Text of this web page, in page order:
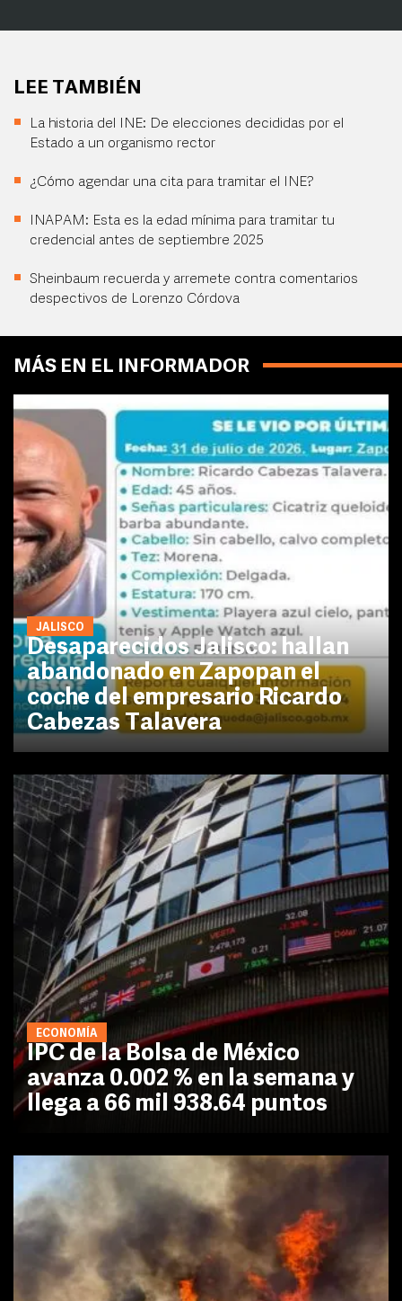
LEE TAMBIÉN
La historia del INE: De elecciones decididas por el
Estado a un organismo rector
¿Cómo agendar una cita para tramitar el INE?
INAPAM: Esta es la edad mínima para tramitar tu
credencial antes de septiembre 2025
Sheinbaum recuerda y arremete contra comentarios
despectivos de Lorenzo Córdova
MÁS EN EL INFORMADOR
JALISCO
Desaparecidos Jalisco: hallan
abandonado en Zapopan el
coche del empresario Ricardo
Cabezas Talavera
ECONOMÍA
IPC de la Bolsa de México
avanza 0.002 % en la semana y
llega a 66 mil 938.64 puntos